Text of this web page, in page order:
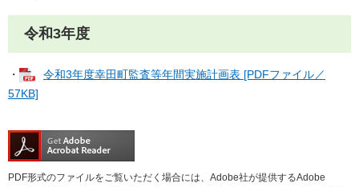
令和3年度
・
令和3年度幸田町監査等年間実施計画表 [PDFファイル／
57KB]
PDF形式のファイルをご覧いただく場合には、Adobe社が提供するAdobe